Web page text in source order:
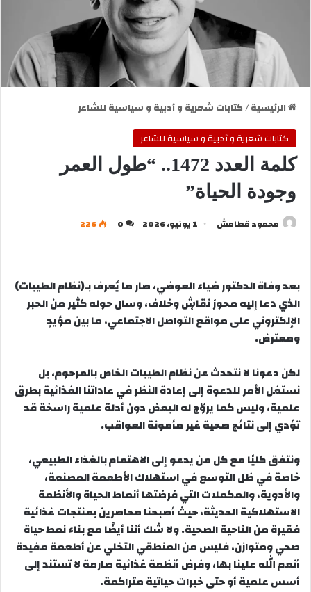
الرئيسية/كتابات شعرية و أدبية و سياسية للشاعر
كتابات شعرية و أدبية و سياسية للشاعر
كلمة العدد 1472.. “طول العمر
وجودة الحياة”
محمود قطامش 1 يونيو، 2026 0
226
بعد وفاة الدكتور ضياء العوضي، صار ما يُعرف بـ(نظام الطيبات)
الذي دعا إليه محورَ نقاشٍ وخلاف، وسال حوله كثير من الحبر
الإلكتروني على مواقع التواصل الاجتماعي، ما بين مؤيدٍ
ومعترض.
لكن دعونا لا نتحدث عن نظام الطيبات الخاص بالمرحوم، بل
نستغل الأمر للدعوة إلى إعادة النظر في عاداتنا الغذائية بطرق
علمية، وليس كما يروّج له البعض دون أدلة علمية راسخة قد
تؤدي إلى نتائج صحية غير مأمونة العواقب.
ونتفق كليًا مع كل من يدعو إلى الاهتمام بالغذاء الطبيعي،
خاصة في ظل التوسع في استهلاك الأطعمة المصنعة،
والأدوية، والمكملات التي فرضتها أنماط الحياة والأنظمة
الاستهلاكية الحديثة، حيث أصبحنا محاصرين بمنتجات غذائية
فقيرة من الناحية الصحية. ولا شك أننا أيضًا مع بناء نمط حياة
صحي ومتوازن، فليس من المنطقي التخلي عن أطعمة مفيدة
أنعم الله علينا بها، وفرض أنظمة غذائية صارمة لا تستند إلى
أسس علمية أو حتى خبرات حياتية متراكمة.